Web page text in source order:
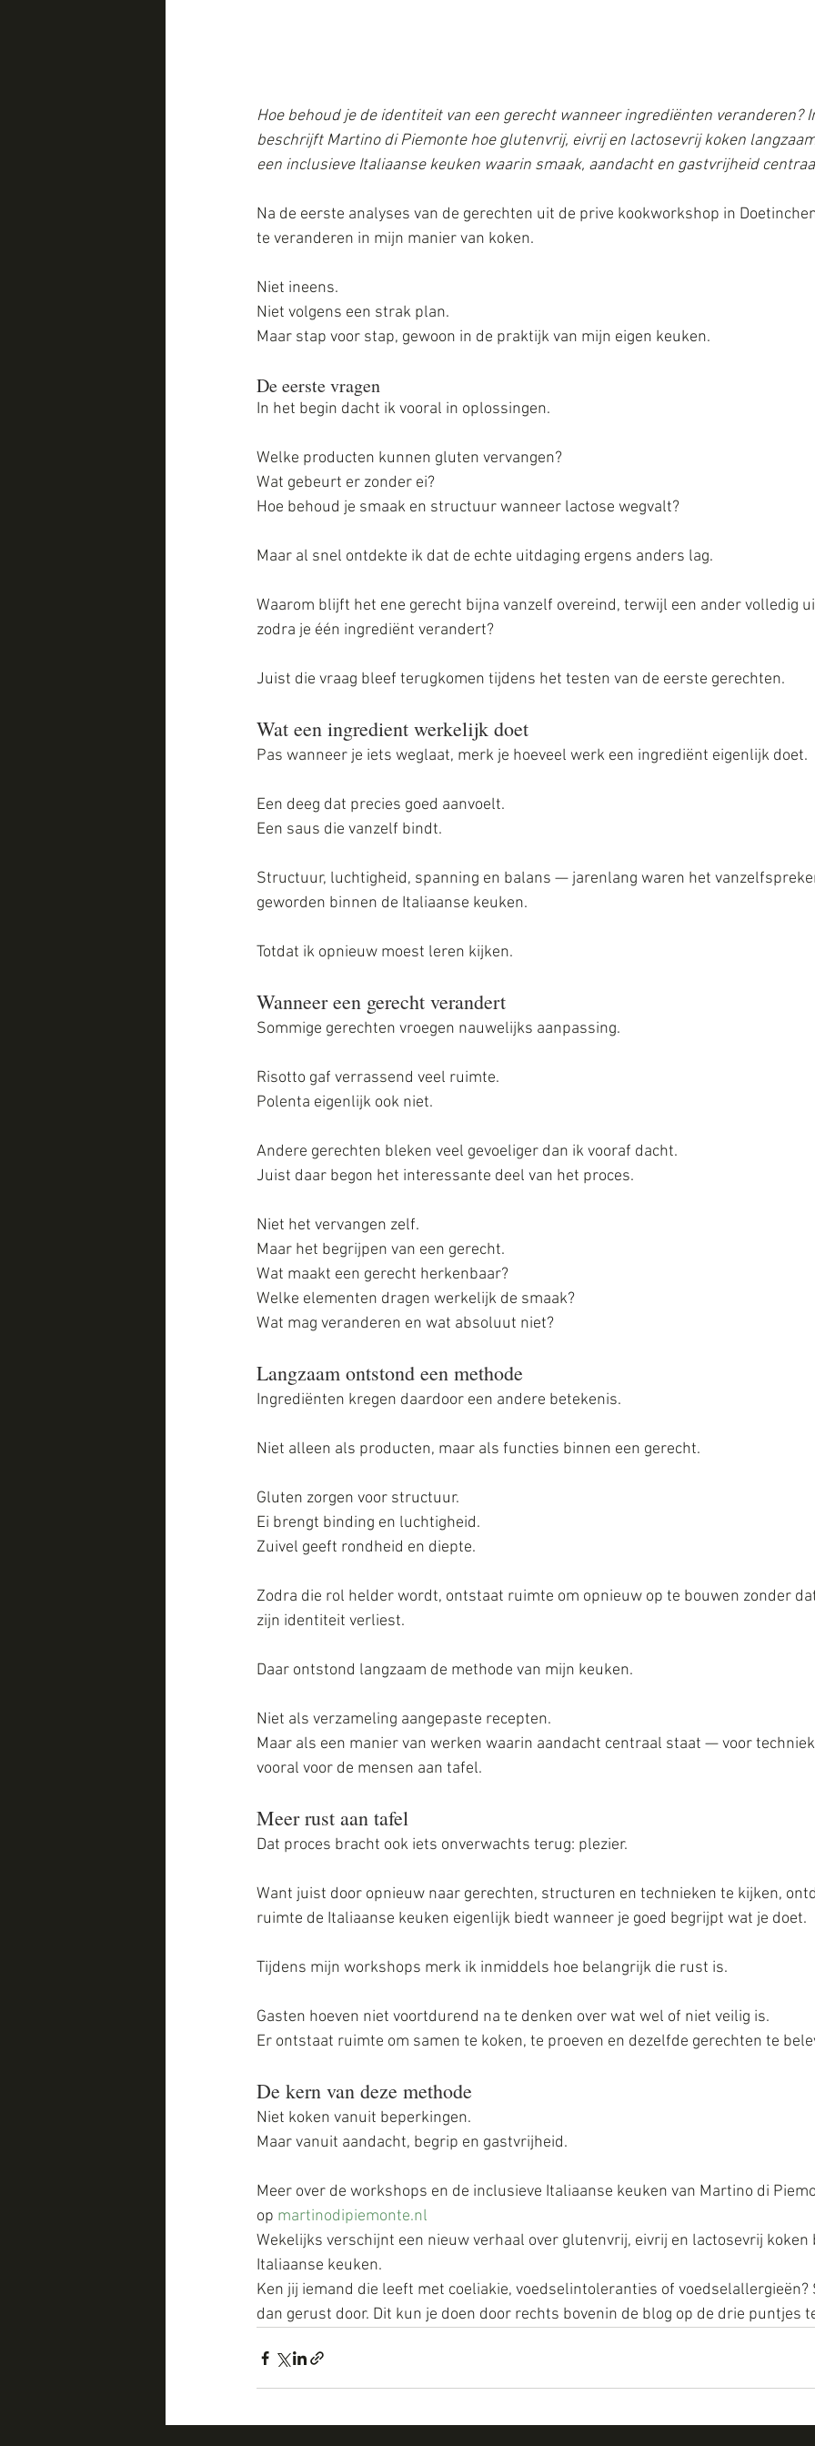
Hoe behoud je de identiteit van een gerecht wanneer ingrediënten veranderen?
beschrijft Martino di Piemonte hoe glutenvrij, eivrij en lactosevrij koken
een inclusieve Italiaanse keuken waarin smaak, aandacht en gastvrijheid
Na de eerste analyses van de gerechten uit de prive kookworkshop in
te veranderen in mijn manier van koken.
Niet ineens.
Niet volgens een strak plan.
Maar stap voor stap, gewoon in de praktijk van mijn eigen keuken.
De eerste vragen
In het begin dacht ik vooral in oplossingen.
Welke producten kunnen gluten vervangen?
Wat gebeurt er zonder ei?
Hoe behoud je smaak en structuur wanneer lactose wegvalt?
Maar al snel ontdekte ik dat de echte uitdaging ergens anders lag.
Waarom blijft het ene gerecht bijna vanzelf overeind, terwijl een ander volledig
zodra je één ingrediënt verandert?
Juist die vraag bleef terugkomen tijdens het testen van de eerste gerechten.
Wat een ingredient werkelijk doet
Pas wanneer je iets weglaat, merk je hoeveel werk een ingrediënt eigenlijk doet.
Een deeg dat precies goed aanvoelt.
Een saus die vanzelf bindt.
Structuur, luchtigheid, spanning en balans — jarenlang waren het
geworden binnen de Italiaanse keuken.
Totdat ik opnieuw moest leren kijken.
Wanneer een gerecht verandert
Sommige gerechten vroegen nauwelijks aanpassing.
Risotto gaf verrassend veel ruimte.
Polenta eigenlijk ook niet.
Andere gerechten bleken veel gevoeliger dan ik vooraf dacht.
Juist daar begon het interessante deel van het proces.
Niet het vervangen zelf.
Maar het begrijpen van een gerecht.
Wat maakt een gerecht herkenbaar?
Welke elementen dragen werkelijk de smaak?
Wat mag veranderen en wat absoluut niet?
Langzaam ontstond een methode
Ingrediënten kregen daardoor een andere betekenis.
Niet alleen als producten, maar als functies binnen een gerecht.
Gluten zorgen voor structuur.
Ei brengt binding en luchtigheid.
Zuivel geeft rondheid en diepte.
Zodra die rol helder wordt, ontstaat ruimte om opnieuw op te bouwen zonder
zijn identiteit verliest.
Daar ontstond langzaam de methode van mijn keuken.
Niet als verzameling aangepaste recepten.
Maar als een manier van werken waarin aandacht centraal staat — voor
vooral voor de mensen aan tafel.
Meer rust aan tafel
Dat proces bracht ook iets onverwachts terug: plezier.
Want juist door opnieuw naar gerechten, structuren en technieken te kijken,
ruimte de Italiaanse keuken eigenlijk biedt wanneer je goed begrijpt wat je doet.
Tijdens mijn workshops merk ik inmiddels hoe belangrijk die rust is.
Gasten hoeven niet voortdurend na te denken over wat wel of niet veilig is.
Er ontstaat ruimte om samen te koken, te proeven en dezelfde gerechten te
De kern van deze methode
Niet koken vanuit beperkingen.
Maar vanuit aandacht, begrip en gastvrijheid.
Meer over de workshops en de inclusieve Italiaanse keuken van Martino di
op martinodipiemonte.nl
Wekelijks verschijnt een nieuw verhaal over glutenvrij, eivrij en lactosevrij koken
Italiaanse keuken.
Ken jij iemand die leeft met coeliakie, voedselintoleranties of voedselallergieën?
dan gerust door. Dit kun je doen door rechts bovenin de blog op de drie puntjes